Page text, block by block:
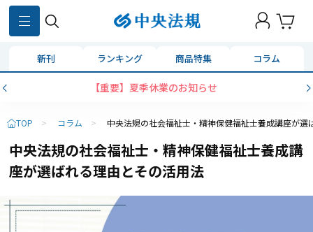
新刊 ランキング 商品特集 コラム
【重要】夏季休業のお知らせ
TOP > コラム > 中央法規の社会福祉士・精神保健福祉士養成講座が選
中央法規の社会福祉士・精神保健福祉士養成講
座が選ばれる理由とその活用法